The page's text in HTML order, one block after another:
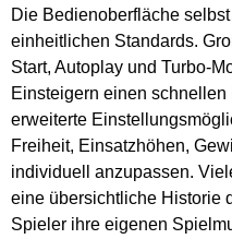
Die Bedienoberfläche
einheitlichen Standards.
Start, Autoplay und Turbo-
Einsteigern einen
erweiterte
Freiheit, Einsatzhöhen,
individuell anzupassen.
eine übersichtliche Historie
Spieler ihre eigenen